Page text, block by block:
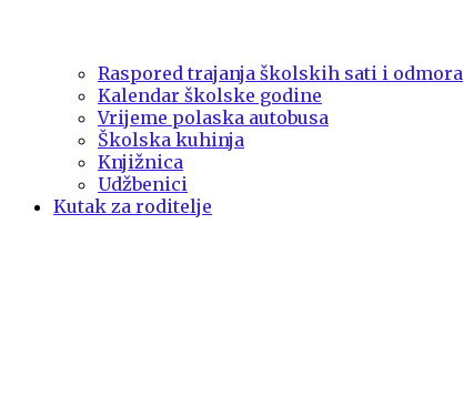
Raspored trajanja školskih sati i odmora
Kalendar školske godine
Vrijeme polaska autobusa
Školska kuhinja
Knjižnica
Udžbenici
Kutak za roditelje